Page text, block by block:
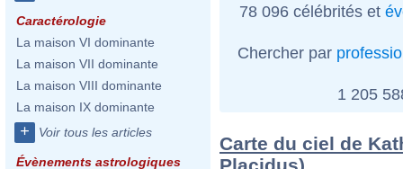
Caractérologie
La maison VI dominante
La maison VII dominante
La maison VIII dominante
La maison IX dominante
+ Voir tous les articles
Évènements astrologiques
78 096 célébrités et
Chercher par
1 205
Carte du ciel de
Placidus)